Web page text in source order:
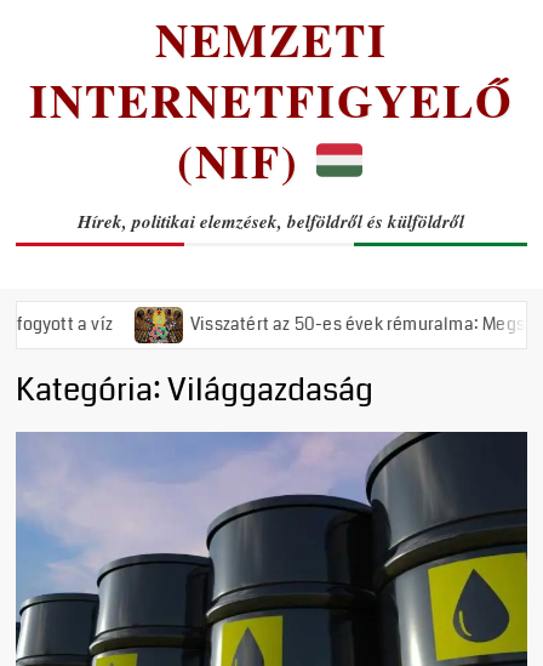
NEMZETI
INTERNETFIGYELŐ
(NIF)
Hírek, politikai elemzések, belföldről és külföldről
víz Visszatért az 50-es évek rémuralma: Megszavazta az
Kategória:Világgazdaság